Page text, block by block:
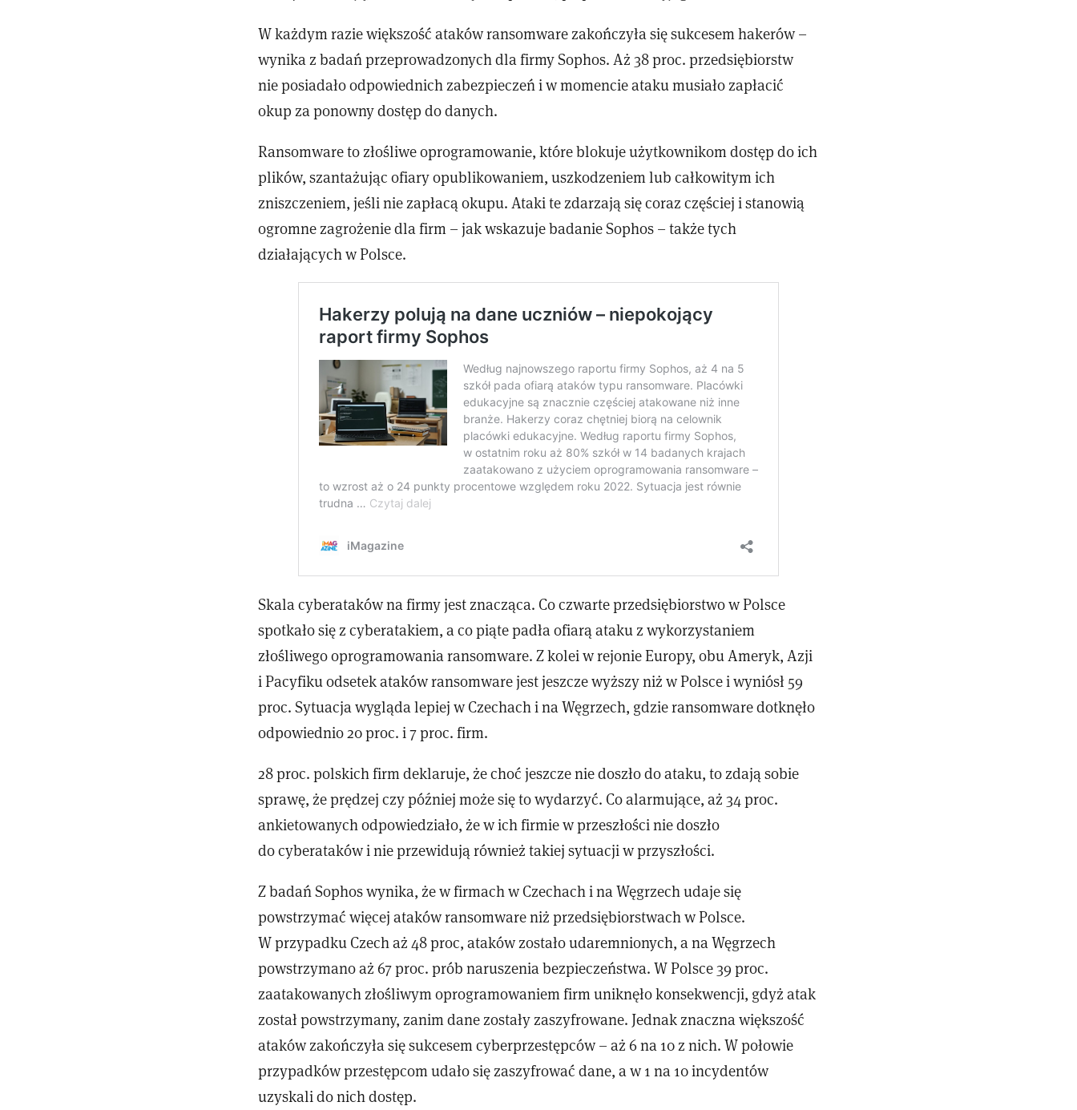
W każdym razie większość ataków ransomware zakończyła się sukcesem hakerów –
wynika z badań przeprowadzonych dla firmy Sophos. Aż 38 proc. przedsiębiorstw
nie posiadało odpowiednich zabezpieczeń i w momencie ataku musiało zapłacić
okup za ponowny dostęp do danych.
Ransomware to złośliwe oprogramowanie, które blokuje użytkownikom dostęp do ich
plików, szantażując ofiary opublikowaniem, uszkodzeniem lub całkowitym ich
zniszczeniem, jeśli nie zapłacą okupu. Ataki te zdarzają się coraz częściej i stanowią
ogromne zagrożenie dla firm – jak wskazuje badanie Sophos – także tych
działających w Polsce.
Skala cyberataków na firmy jest znacząca. Co czwarte przedsiębiorstwo w Polsce
spotkało się z cyberatakiem, a co piąte padła ofiarą ataku z wykorzystaniem
złośliwego oprogramowania ransomware. Z kolei w rejonie Europy, obu Ameryk, Azji
i Pacyfiku odsetek ataków ransomware jest jeszcze wyższy niż w Polsce i wyniósł 59
proc. Sytuacja wygląda lepiej w Czechach i na Węgrzech, gdzie ransomware dotknęło
odpowiednio 20 proc. i 7 proc. firm.
28 proc. polskich firm deklaruje, że choć jeszcze nie doszło do ataku, to zdają sobie
sprawę, że prędzej czy później może się to wydarzyć. Co alarmujące, aż 34 proc.
ankietowanych odpowiedziało, że w ich firmie w przeszłości nie doszło
do cyberataków i nie przewidują również takiej sytuacji w przyszłości.
Z badań Sophos wynika, że w firmach w Czechach i na Węgrzech udaje się
powstrzymać więcej ataków ransomware niż przedsiębiorstwach w Polsce.
W przypadku Czech aż 48 proc, ataków zostało udaremnionych, a na Węgrzech
powstrzymano aż 67 proc. prób naruszenia bezpieczeństwa. W Polsce 39 proc.
zaatakowanych złośliwym oprogramowaniem firm uniknęło konsekwencji, gdyż atak
został powstrzymany, zanim dane zostały zaszyfrowane. Jednak znaczna większość
ataków zakończyła się sukcesem cyberprzestępców – aż 6 na 10 z nich. W połowie
przypadków przestępcom udało się zaszyfrować dane, a w 1 na 10 incydentów
uzyskali do nich dostęp.